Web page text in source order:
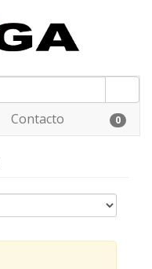
Contacto 0